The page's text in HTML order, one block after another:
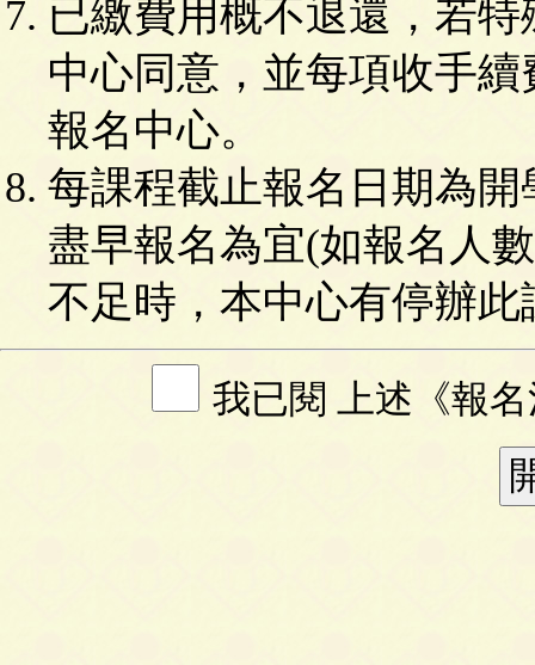
已繳費用概不退還，若
中心同意，並每項收手
報名中心。
每課程截止報名日期為
盡早報名為宜(如報名人
不足時，本中心有停辦此
我已閱 上述《報